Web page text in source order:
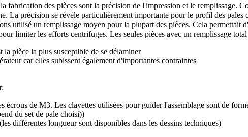
fabrication des pièces sont la précision de l'impression et le remplissage.
La précision se révèle particulièrement importante pour le profil des
utilisé un remplissage moyen pour la plupart des pièces. Cela permettait
limiter les efforts centrifuges. Les seules pièces avec un remplissage total
pièce la plus susceptible de se délaminer
car elles subissent également d'importantes contraintes
écrous de M3. Les clavettes utilisées pour guider l'assemblage sont de
du set de pale choisi))
différentes longueur sont disponibles dans les dessins techniques)